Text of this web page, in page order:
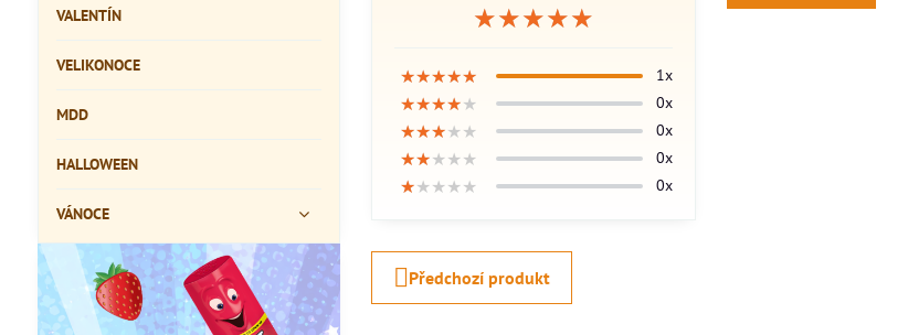
★★★★★
★★★★★
★★★★★
★★★★★
★★★★★
★★★★★ 1x
★★★★★
★★★★★
★★★★★ 0x
★★★★★
★★★★★
★★★★★ 0x
★★★★★
★★★★★
★★★★★ 0x
★★★★★
★★★★★
★★★★★ 0x
Předchozí produkt
VALENTÍN
VELIKONOCE
MDD
HALLOWEEN
VÁNOCE